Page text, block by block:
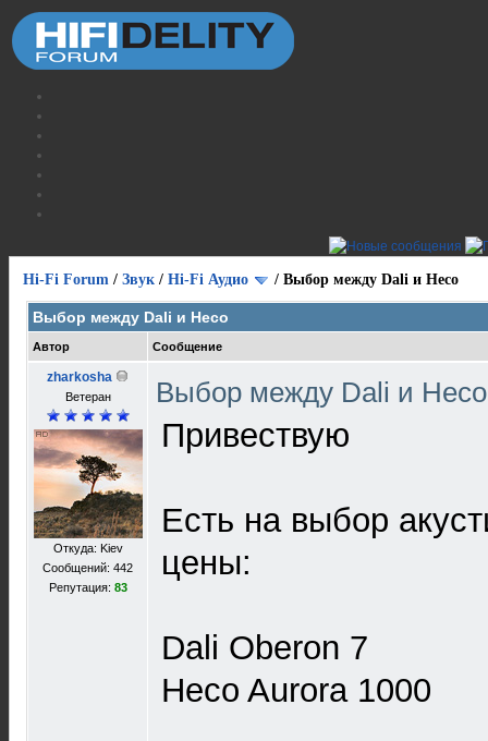
Hi-Fi Forum / Звук / Hi-Fi Аудио / Выбор между Dali и Heco
Выбор между Dali и Heco
Автор Сообщение
zharkosha
Ветеран
Откуда: Kiev
Сообщений: 442
Репутация: 83
Выбор между Dali и
Привествую
Есть на выбор
цены:
Dali Oberon 7
Heco Aurora 1000